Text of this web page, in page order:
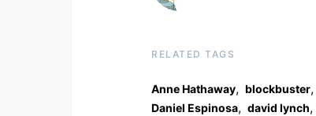
RELATED TAGS
Anne Hathaway, blockbuster,
Daniel Espinosa, david lynch,